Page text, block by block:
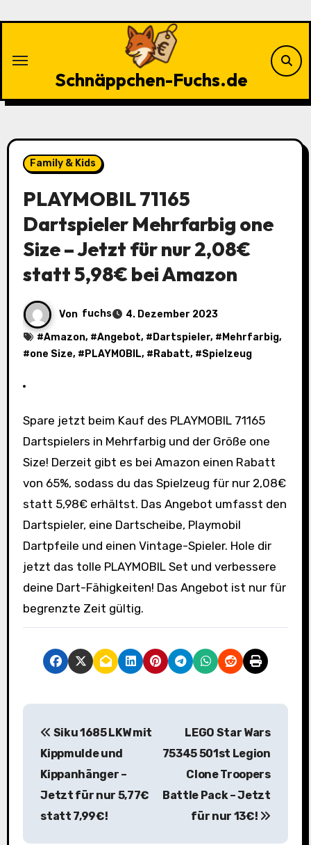
Schnäppchen-Fuchs.de
Family & Kids
PLAYMOBIL 71165
Dartspieler Mehrfarbig one
Size – Jetzt für nur 2,08€
statt 5,98€ bei Amazon
Von fuchs
4. Dezember 2023
#Amazon, #Angebot, # Dartspieler, # Mehrfarbig,
#one Size, # PLAYMOBIL, # Rabatt, #Spielzeug
Spare jetzt beim Kauf des PLAYMOBIL 71165
Dartspielers in Mehrfarbig und der Größe one
Size! Derzeit gibt es bei Amazon einen Rabatt
von 65%, sodass du das Spielzeug für nur 2,08€
statt 5,98€ erhältst. Das Angebot umfasst den
Dartspieler, eine Dartscheibe, Playmobil
Dartpfeile und einen Vintage-Spieler. Hole dir
jetzt das tolle PLAYMOBIL Set und verbessere
deine Dart-Fähigkeiten! Das Angebot ist nur für
begrenzte Zeit gültig.
B
Siku 1685 LKW mit
Kippmulde und
Kippanhänger –
Jetzt für nur 5,77€
statt 7,99€!
LEGO Star Wars
75345 501st Legion
Clone Troopers
Battle Pack – Jetzt
für nur 13€!